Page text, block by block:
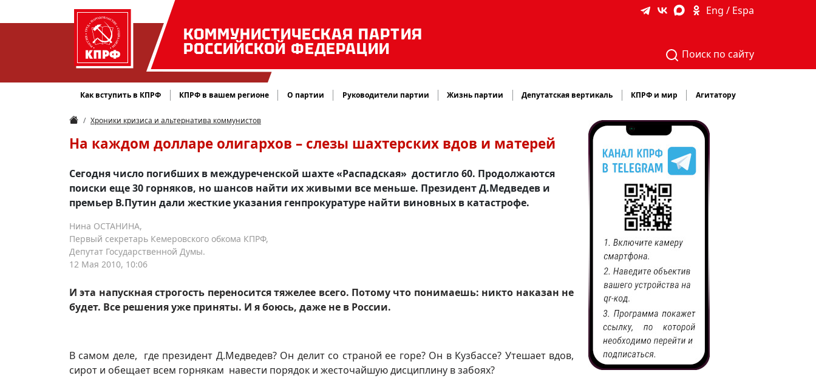
КОММУНИСТИЧЕСКАЯ ПАРТИЯ
РОССИЙСКОЙ ФЕДЕРАЦИИ
Eng / Espa
Поиск по сайту
Как вступить в КПРФ КПРФ в вашем регионе О партии Руководители партии Жизнь партии Депутатская вертикаль КПРФ и мир Агитатору
Хроники кризиса и альтернатива коммунистов
На каждом долларе олигархов – слезы шахтерских вдов и матерей
Сегодня число погибших в междуреченской шахте «Распадская» достигло 60. Продолжаются
поиски еще 30 горняков, но шансов найти их живыми все меньше. Президент Д.Медведев и
премьер В.Путин дали жесткие указания генпрокуратуре найти виновных в катастрофе.
Нина ОСТАНИНА,
Первый секретарь Кемеровского обкома КПРФ,
Депутат Государственной Думы.
12 Мая 2010, 10:06
И эта напускная строгость переносится тяжелее всего. Потому что понимаешь: никто наказан не
будет. Все решения уже приняты. И я боюсь, даже не в России.
В самом деле, где президент Д.Медведев? Он делит со страной ее горе? Он в Кузбассе? Утешает вдов,
сирот и обещает всем горнякам навести порядок и жесточайшую дисциплину в забоях?